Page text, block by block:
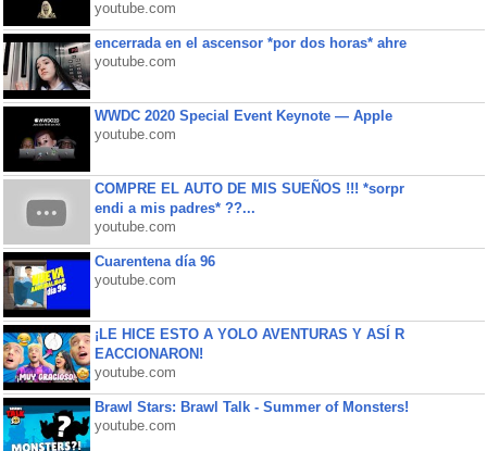
youtube.com
encerrada en el ascensor *por dos horas* ahre
youtube.com
WWDC 2020 Special Event Keynote — Apple
youtube.com
COMPRE EL AUTO DE MIS SUEÑOS !!! *sorpr
endi a mis padres* ??...
youtube.com
Cuarentena día 96
youtube.com
¡LE HICE ESTO A YOLO AVENTURAS Y ASÍ R
EACCIONARON!
youtube.com
Brawl Stars: Brawl Talk - Summer of Monsters!
youtube.com